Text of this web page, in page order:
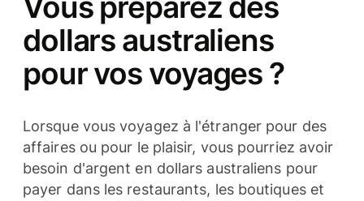
dollars australiens
pour vos voyages ?
Lorsque vous voyagez à l'étranger pour des
affaires ou pour le plaisir, vous pourriez avoir
besoin d'argent en dollars australiens pour
payer dans les restaurants, les boutiques et